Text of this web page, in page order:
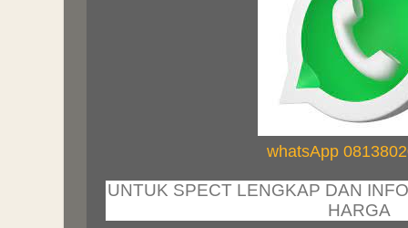
whatsApp
UNTUK SPECT LENGKAP DAN
HARGA